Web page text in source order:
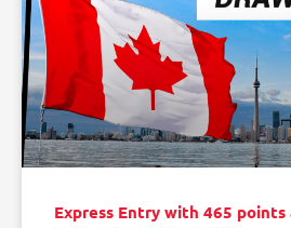
Express Entry with 465 points